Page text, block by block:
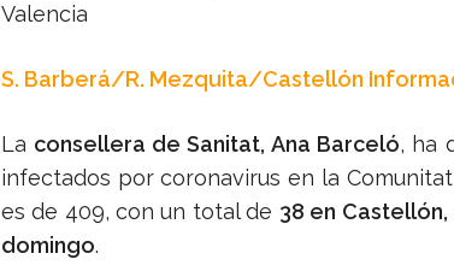
Valencia
S. Barberá/R. Mezquita/Castellón
La consellera de Sanitat, Ana Barceló, ha
infectados por coronavirus en la
es de 409, con un total de 38 en Castellón,
domingo.